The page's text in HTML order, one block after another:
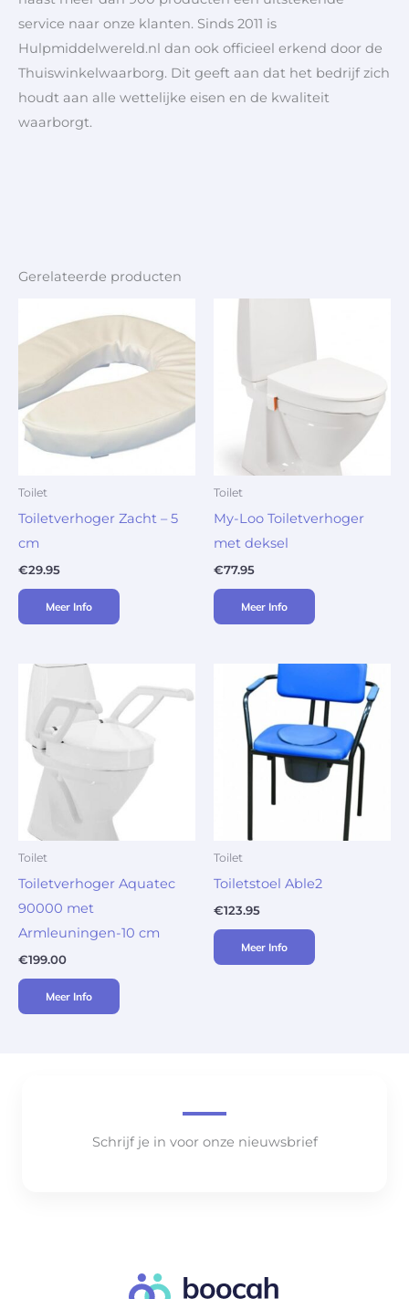
service naar onze klanten. Sinds 2011 is
Hulpmiddelwereld.nl dan ook officieel erkend door de
Thuiswinkelwaarborg. Dit geeft aan dat het bedrijf zich
houdt aan alle wettelijke eisen en de kwaliteit
waarborgt.
Gerelateerde producten
Toilet
Toiletverhoger Zacht – 5
cm
€29.95
Meer Info
Toilet
My-Loo Toiletverhoger
met deksel
€77.95
Meer Info
Toilet
Toiletverhoger Aquatec
90000 met
Armleuningen-10 cm
€199.00
Meer Info
Toilet
Toiletstoel Able2
€123.95
Meer Info
Schrijf je in voor onze nieuwsbrief